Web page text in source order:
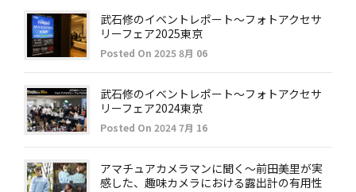
武石修のイベントレポート～フォトアクセサ
リーフェア2025東京
Posted On 2025 8月 06
武石修のイベントレポート～フォトアクセサ
リーフェア2024東京
Posted On 2024 7月 16
アマチュアカメラマンに聞く～前田美里が実
感した、趣味カメラにおける露出計の有用性